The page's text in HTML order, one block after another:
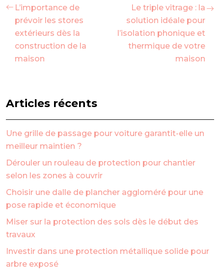
L’importance de
prévoir les stores
extérieurs dès la
construction de la
maison
Le triple vitrage : la
solution idéale pour
l’isolation phonique et
thermique de votre
maison
Articles récents
Une grille de passage pour voiture garantit-elle un
meilleur maintien ?
Dérouler un rouleau de protection pour chantier
selon les zones à couvrir
Choisir une dalle de plancher aggloméré pour une
pose rapide et économique
Miser sur la protection des sols dès le début des
travaux
Investir dans une protection métallique solide pour
arbre exposé